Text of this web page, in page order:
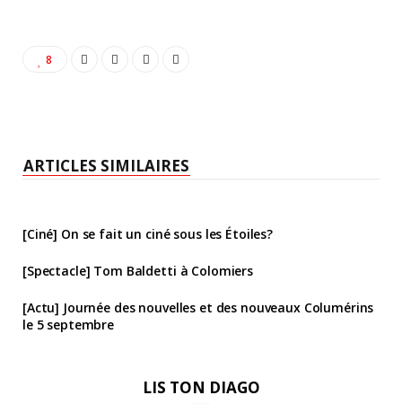
8
ARTICLES SIMILAIRES
[Ciné] On se fait un ciné sous les Étoiles?
[Spectacle] Tom Baldetti à Colomiers
[Actu] Journée des nouvelles et des nouveaux Columérins
le 5 septembre
LIS TON DIAGO